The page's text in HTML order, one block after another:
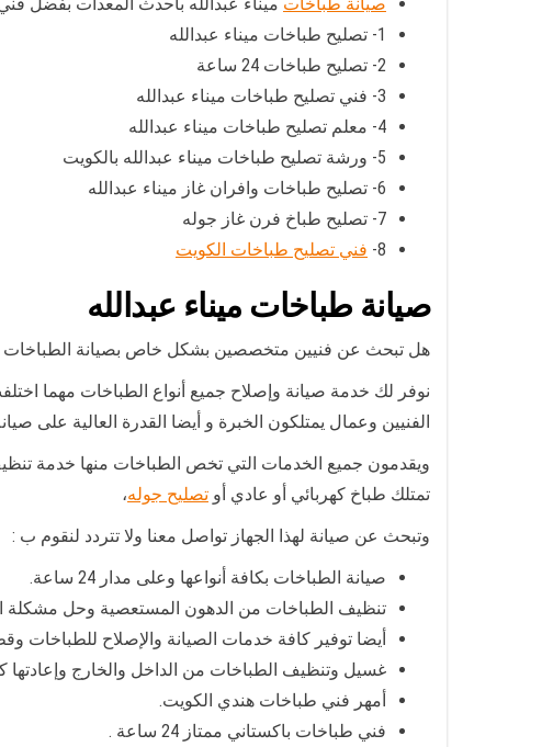
1- تصليح طباخات ميناء عبدالله
2- تصليح طباخات 24 ساعة
3- فني تصليح طباخات ميناء عبدالله
4- معلم تصليح طباخات ميناء عبدالله
5- ورشة تصليح طباخات ميناء عبدالله بالكويت
6- تصليح طباخات وافران غاز ميناء عبدالله
7- تصليح طباخ فرن غاز جوله
8- فني تصليح طباخات الكويت
صيانة طباخات ميناء عبدالله
هل تبحث عن فنيين متخصصين بشكل خاص بصيانة الطباخات
نوفر لك خدمة صيانة وإصلاح جميع أنواع الطباخات مهما
الفنيين وعمال يمتلكون الخبرة و أيضا القدرة العالية على
ويقدمون جميع الخدمات التي تخص الطباخات منها خدمة
تمتلك طباخ كهربائي أو عادي أو تصليح جوله،
وتبحث عن صيانة لهذا الجهاز تواصل معنا ولا تتردد لنقوم ب :
صيانة الطباخات بكافة أنواعها وعلى مدار 24 ساعة.
تنظيف الطباخات من الدهون المستعصية وحل مشكلة
أيضا توفير كافة خدمات الصيانة والإصلاح للطباخات
غسيل وتنظيف الطباخات من الداخل والخارج وإعادتها
أمهر فني طباخات هندي الكويت.
فني طباخات باكستاني ممتاز 24 ساعة .